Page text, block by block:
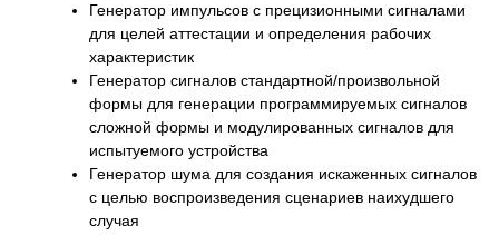
Генератор импульсов с прецизионными сигналами
для целей аттестации и определения рабочих
характеристик
Генератор сигналов стандартной/произвольной
формы для генерации программируемых сигналов
сложной формы и модулированных сигналов для
испытуемого устройства
Генератор шума для создания искаженных сигналов
с целью воспроизведения сценариев наихудшего
случая